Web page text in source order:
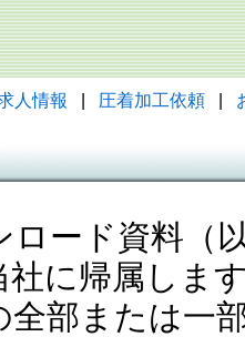
人情報 圧着加工依頼
ロード資料（
社に帰属しま
全部または一